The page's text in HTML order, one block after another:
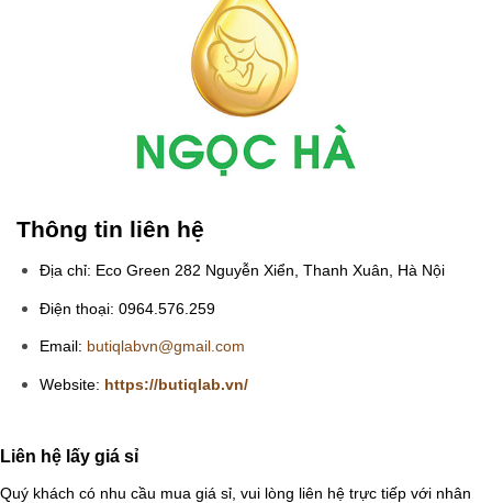
Thông tin liên hệ
Địa chỉ: Eco Green 282 Nguyễn Xiển, Thanh Xuân, Hà Nội
Điện thoại: 0964.576.259
Email: butiqlabvn@gmail.com
Website: https://butiqlab.vn/
Liên hệ lấy giá sỉ
Quý khách có nhu cầu mua giá sỉ, vui lòng liên hệ trực tiếp với nhân